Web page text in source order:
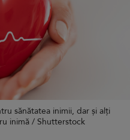
sănătatea inimii, dar și alți
inimă / Shutterstock